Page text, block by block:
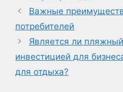
Важные
потребителей
Является ли
инвестицией для
для отдыха?